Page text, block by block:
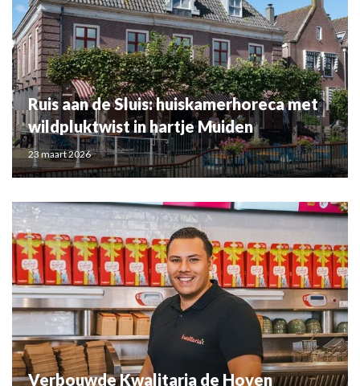
Ruis aan de Sluis: huiskamerhoreca met
wildpluktwist in hartje Muiden
23 maart 2026
Verbouwde Kwalitaria de Hoven